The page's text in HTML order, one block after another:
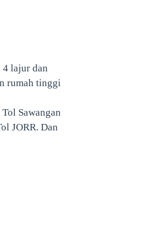
4 lajur dan
rumah tinggi
Sawangan
JORR. Dan